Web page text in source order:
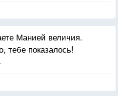
Манией величия.
тебе показалось!